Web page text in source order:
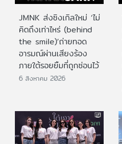
JMNK ส่งซิงเกิลใหม่ ‘ไม่
คิดถึงเท่าไหร่ (behind
the smile)’ถ่ายทอด
อารมณ์ผ่านเสียงร้อง
ภายใต้รอยยิ้มที่ถูกซ่อนไว้
6 สิงหาคม 2026